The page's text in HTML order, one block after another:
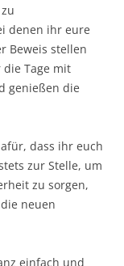
denen ihr eure
Beweis stellen
die Tage mit
genießen die
dass ihr euch
zur Stelle, um
zu sorgen,
neuen
einfach und